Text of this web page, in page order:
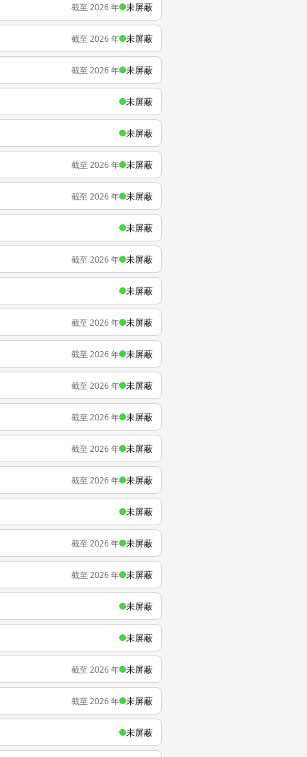
截至 2026 年 未屏蔽
截至 2026 年 未屏蔽
截至 2026 年 未屏蔽
未屏蔽
未屏蔽
截至 2026 年 未屏蔽
截至 2026 年 未屏蔽
未屏蔽
截至 2026 年 未屏蔽
未屏蔽
截至 2026 年 未屏蔽
截至 2026 年 未屏蔽
截至 2026 年 未屏蔽
截至 2026 年 未屏蔽
截至 2026 年 未屏蔽
截至 2026 年 未屏蔽
未屏蔽
截至 2026 年 未屏蔽
截至 2026 年 未屏蔽
未屏蔽
未屏蔽
截至 2026 年 未屏蔽
截至 2026 年 未屏蔽
未屏蔽